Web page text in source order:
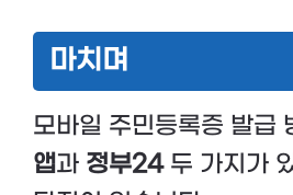
마치며
모바일 주민등록증 발급
앱과 정부24두 가지가